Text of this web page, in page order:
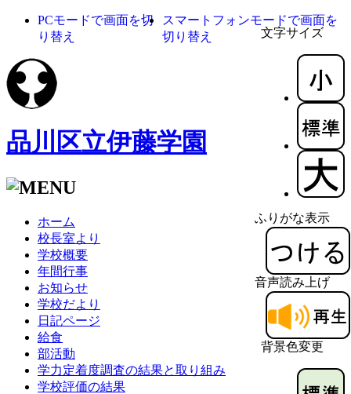
文字サイズ
ふりがな表示
音声読み上げ
背景色変更
PCモードで画面を切
り替え
スマートフォンモードで画面を
切り替え
品川区立伊藤学園
ホーム
校長室より
学校概要
年間行事
お知らせ
学校だより
日記ページ
給食
部活動
学力定着度調査の結果と取り組み
学校評価の結果